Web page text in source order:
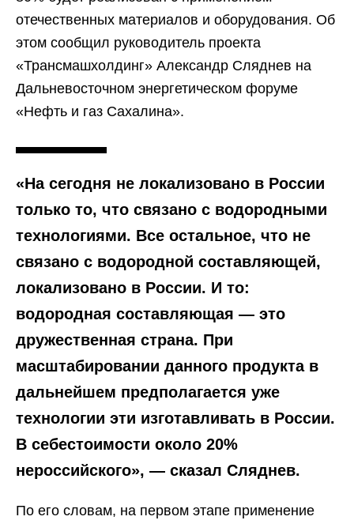
отечественных материалов и оборудования. Об
этом сообщил руководитель проекта
«Трансмашхолдинг» Александр Сляднев на
Дальневосточном энергетическом форуме
«Нефть и газ Сахалина».
«На сегодня не локализовано в России
только то, что связано с водородными
технологиями. Все остальное, что не
связано с водородной составляющей,
локализовано в России. И то:
водородная составляющая — это
дружественная страна. При
масштабировании данного продукта в
дальнейшем предполагается уже
технологии эти изготавливать в России.
В себестоимости около 20%
нероссийского», — сказал Сляднев.
По его словам, на первом этапе применение